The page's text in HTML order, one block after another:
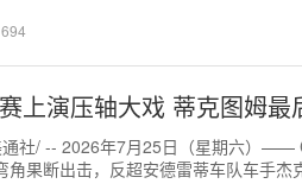
上演压轴大戏 蒂克图姆
社/ -- 2026年7月25日（星期六）——
果断出击，反超安德雷蒂车队车手杰